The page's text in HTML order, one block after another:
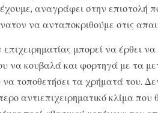
αναγράφει στην επιστολή
να ανταποκριθούμε στις
μπορεί να έρθει να
να κουβαλά και φορτηγά με τα
να τοποθετήσει τα χρήματά του.
αντιεπιχειρηματικό κλίμα που